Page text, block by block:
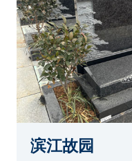
滨江故园